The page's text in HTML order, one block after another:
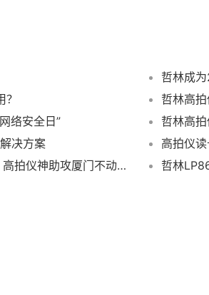
哲林成
哲林高
络安全日”
决方案
高拍仪读
厉害了！提升300%效率，高拍仪神助攻厦门不动产